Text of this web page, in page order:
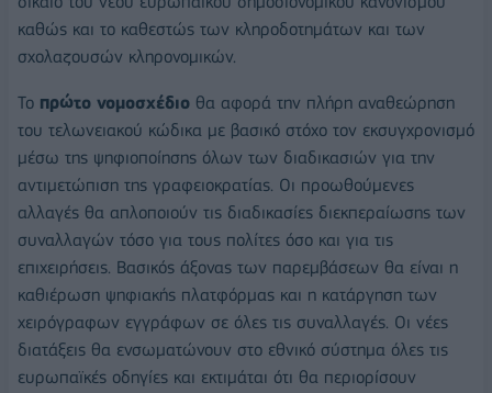
καθώς και το καθεστώς των κληροδοτημάτων και των
σχολαζουσών κληρονομικών.
Το πρώτο νομοσχέδιο θα αφορά την πλήρη αναθεώρηση
του τελωνειακού κώδικα με βασικό στόχο τον εκσυγχρονισμό
μέσω της ψηφιοποίησης όλων των διαδικασιών για την
αντιμετώπιση της γραφειοκρατίας. Οι προωθούμενες
αλλαγές θα απλοποιούν τις διαδικασίες διεκπεραίωσης των
συναλλαγών τόσο για τους πολίτες όσο και για τις
επιχειρήσεις. Βασικός άξονας των παρεμβάσεων θα είναι η
καθιέρωση ψηφιακής πλατφόρμας και η κατάργηση των
χειρόγραφων εγγράφων σε όλες τις συναλλαγές. Οι νέες
διατάξεις θα ενσωματώνουν στο εθνικό σύστημα όλες τις
ευρωπαϊκές οδηγίες και εκτιμάται ότι θα περιορίσουν